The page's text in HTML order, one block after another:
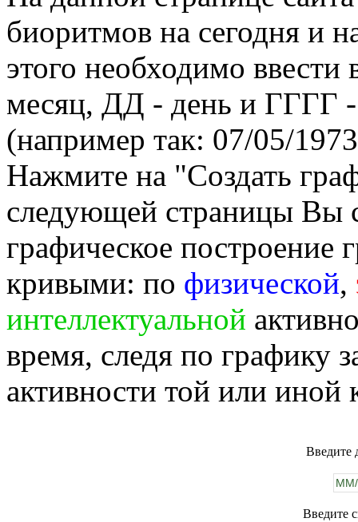
биоритмов на сегодня и
этого необходимо
месяц, ДД - день и ГГГГ -
(например так: 07/05/
Нажмите на "Создать
следующей страницы Вы
графическое построение
кривыми: по физической,
интеллектуальной
время, следя по графику
активности той или иной
Введите
Введите